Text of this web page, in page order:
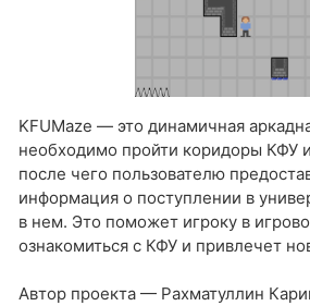
KFUMaze — это динамичная
необходимо пройти коридоры КФУ
после чего пользователю
информация о поступлении в
в нем. Это поможет игроку в
ознакомиться с КФУ и привлечет
Автор проекта — Рахматуллин